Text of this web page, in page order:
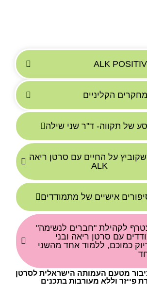
ALK
הקליניים
של תקווה- ד"ר שני שילה
על החיים עם סרטן ריאה
ALK
לקהילת "חברים לנשימה"
עם סרטן ריאה ובני
כמוכם, ללמוד אחד מהשני
מטעם העמותה הישראלית לסרטן
פייזר וללא מעורבות בתכנים